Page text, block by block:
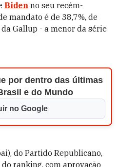
Biden no seu recém-
mandato é de 38,7%, de
Gallup - a menor da série
por dentro das últimas
e do Mundo
no Google
do Partido Republicano,
ranking, com aprovação